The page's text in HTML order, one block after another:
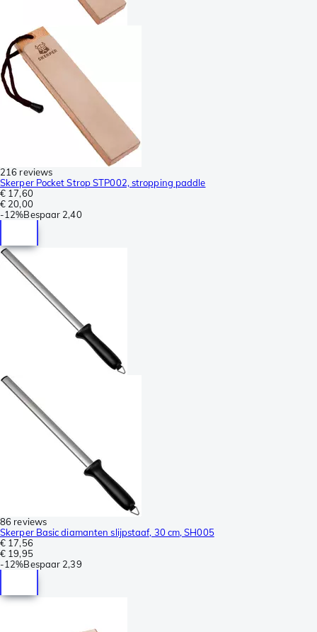
216 reviews
Skerper Pocket Strop STP002, stropping paddle
€ 17,60
€ 20,00
-12%Bespaar 2,40
86 reviews
Skerper Basic diamanten slijpstaaf, 30 cm, SH005
€ 17,56
€ 19,95
-12%Bespaar 2,39